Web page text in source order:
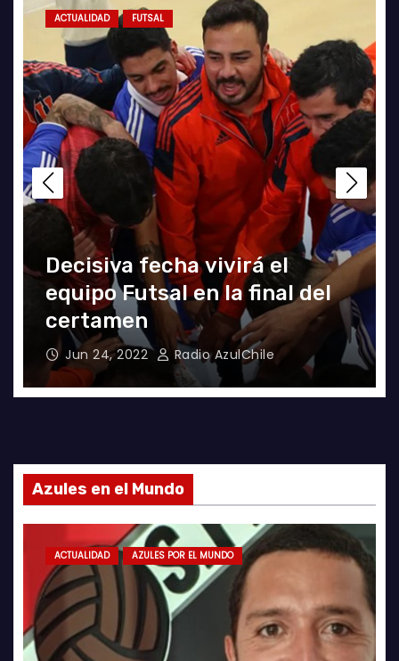
ACTUALIDAD FUTSAL
El clásico fue azul en el
Futsal
Jun 18, 2022 Radio AzulChile
Azules en el Mundo
ACTUALIDAD AZULES POR EL MUNDO LA ROJA